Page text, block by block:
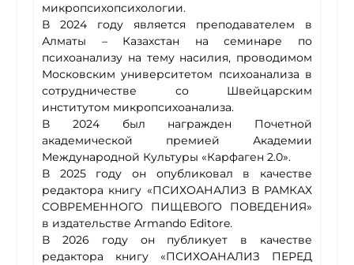
микропсихопсихологии.
В 2024 году является преподавателем в
Алматы – Казахстан на семинаре по
психоанализу на тему насилия, проводимом
Московским университетом психоанализа в
сотрудничестве со Швейцарским
институтом микропсихоанализа.
В 2024 был награжден Почетной
академической премией Академии
Международной Культуры «Карфаген 2.0».
В 2025 году он опубликовал в качестве
редактора книгу «ПСИХОАНАЛИЗ В РАМКАХ
СОВРЕМЕННОГО ПИЩЕВОГО ПОВЕДЕНИЯ»
в издательстве Armando Editore.
В 2026 году он публикует в качестве
редактора книгу «ПСИХОАНАЛИЗ ПЕРЕД